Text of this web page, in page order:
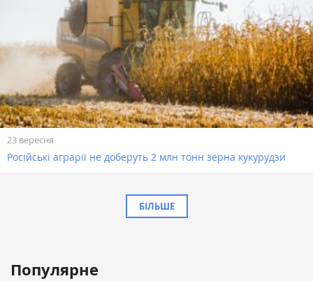
23 вересня
Російські аграрії не доберуть 2 млн тонн зерна кукурудзи
БІЛЬШЕ
Популярне